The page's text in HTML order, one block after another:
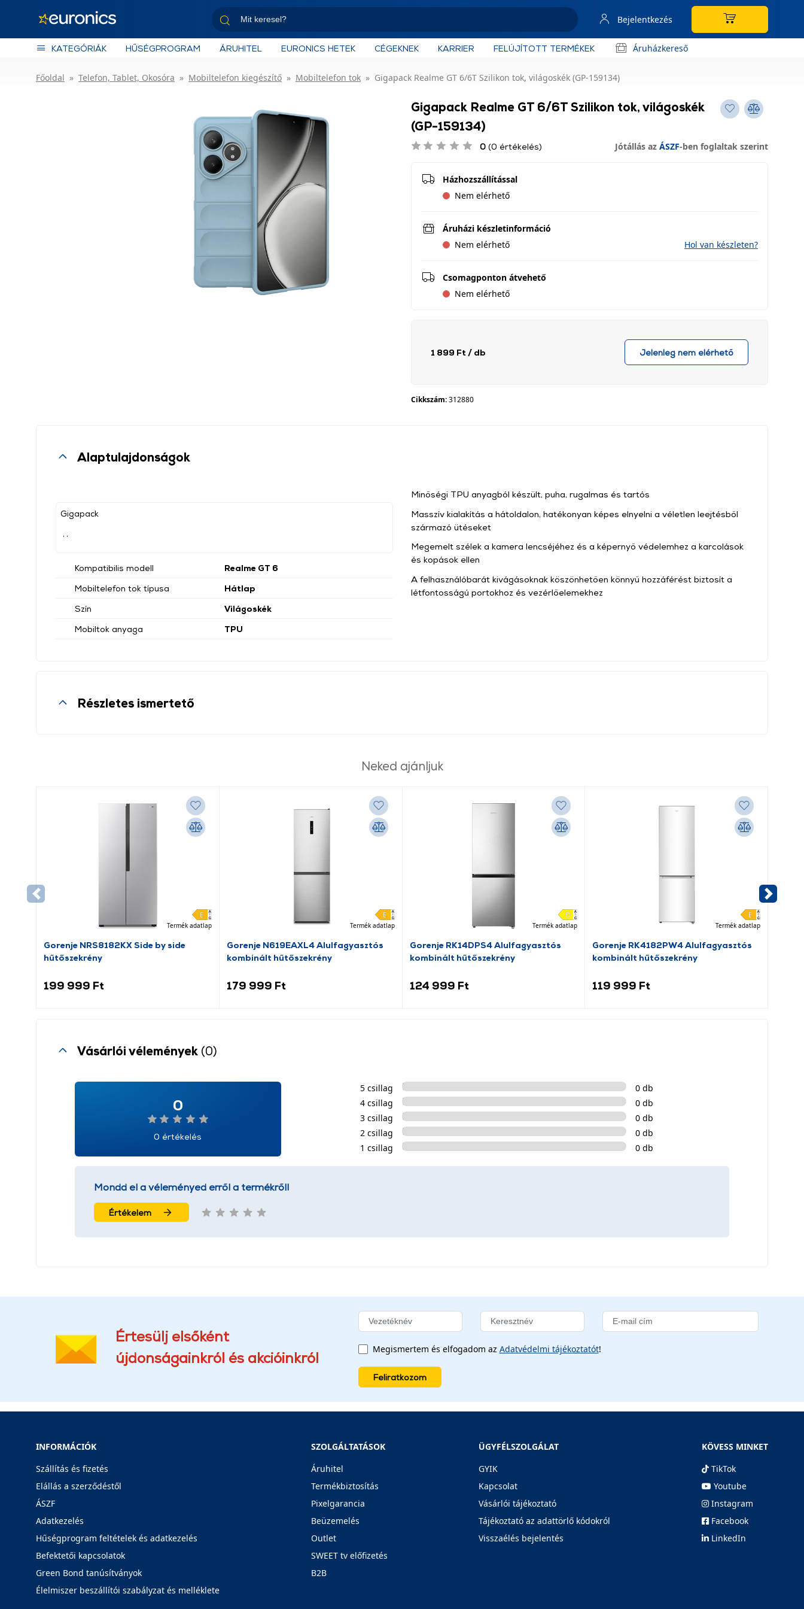
Bejelentkezés
KATEGÓRIÁK HŰSÉGPROGRAM ÁRUHITEL EURONICS HETEK CÉGEKNEK KARRIER FELÚJÍTOTT TERMÉKEK Áruházkereső
Főoldal Telefon, Tablet, Okosóra Mobiltelefon kiegészítő Mobiltelefon tok Gigapack Realme GT 6/6T Szilikon tok, világoskék (GP-159134)
Gigapack Realme GT 6/6T Szilikon tok, világoskék
(GP-159134)
0 (0 értékelés) Jótállás az ÁSZF-ben foglaltak szerint
Házhozszállítással
Nem elérhető
Áruházi készletinformáció
Nem elérhető
Hol van készleten?
Csomagponton átvehető
Nem elérhető
1 899 Ft / db Jelenleg nem elérhető
Cikkszám:312880
Alaptulajdonságok
Gigapack
Kompatibilis modell
Realme GT 6
Mobiltelefon tok típusa
Hátlap
Szín
Világoskék
Mobiltok anyaga
TPU
Minőségi TPU anyagból készült, puha, rugalmas és tartós
Masszív kialakítás a hátoldalon, hatékonyan képes elnyelni a véletlen leejtésből
származó ütéseket
Megemelt szélek a kamera lencséjéhez és a képernyő védelemhez a karcolások
és kopások ellen
A felhasználóbarát kivágásoknak köszönhetően könnyű hozzáférést biztosít a
létfontosságú portokhoz és vezérlőelemekhez
Részletes ismertető
Neked ajánljuk
Termék adatlap
Gorenje NRS8182KX Side by side
hűtőszekrény
199 999 Ft
Termék adatlap
Gorenje N619EAXL4 Alulfagyasztós
kombinált hűtőszekrény
179 999 Ft
Termék adatlap
Gorenje RK14DPS4 Alulfagyasztós
kombinált hűtőszekrény
124 999 Ft
Termék adatlap
Gorenje RK4182PW4 Alulfagyasztós
kombinált hűtőszekrény
119 999 Ft
Vásárlói vélemények (0)
0
0 értékelés
5 csillag
0 db
4 csillag
0 db
3 csillag
0 db
2 csillag
0 db
1 csillag
0 db
Mondd el a véleményed erről a termékről!
Értékelem
Értesülj elsőként
újdonságainkról és akcióinkról
Megismertem és elfogadom az Adatvédelmi tájékoztatót!
Feliratkozom
INFORMÁCIÓK
Szállítás és fizetés
Elállás a szerződéstől
ÁSZF
Adatkezelés
Hűségprogram feltételek és adatkezelés
Befektetői kapcsolatok
Green Bond tanúsítványok
Élelmiszer beszállítói szabályzat és melléklete
SZOLGÁLTATÁSOK
Áruhitel
Termékbiztosítás
Pixelgarancia
Beüzemelés
Outlet
SWEET tv előfizetés
B2B
ÜGYFÉLSZOLGÁLAT
GYIK
Kapcsolat
Vásárlói tájékoztató
Tájékoztató az adattörlő kódokról
Visszaélés bejelentés
KÖVESS MINKET
TikTok
Youtube
Instagram
Facebook
LinkedIn